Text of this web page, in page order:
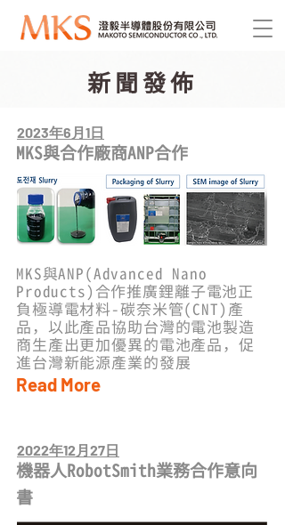
新聞發佈
2023年6月1日
MKS與合作廠商ANP合作
MKS與ANP(Advanced Nano
Products)合作推廣鋰離子電池正
負極導電材料-碳奈米管(CNT)產
品，以此產品協助台灣的電池製造
商生產出更加優異的電池產品，促
進台灣新能源產業的發展
Read More
2022年12月27日
機器人RobotSmith業務合作意向
書